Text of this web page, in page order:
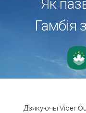
Гамбія
Дзякуючы Viber